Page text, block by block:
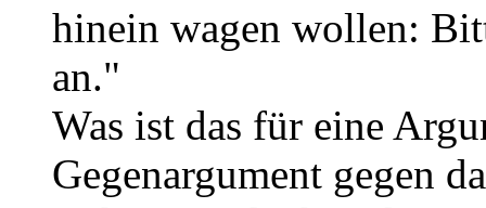
hinein wagen wollen:
an."
Was ist das für eine
Gegenargument gegen